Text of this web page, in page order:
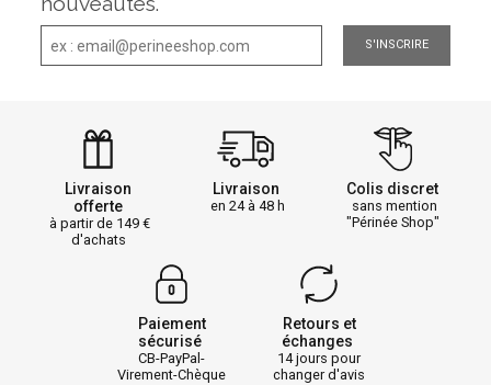
S'INSCRIRE
Livraison
offerte
à partir de 149
d'achats
Livraison
en 24 à 48 h
Colis discret
sans mention
"Périnée Shop"
Paiement
sécurisé
CB-PayPal-
Virement-Chèque
Retours et
échanges
14 jours pour
changer d'avis